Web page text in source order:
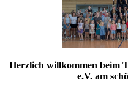
Herzlich willkommen beim
e.V. am